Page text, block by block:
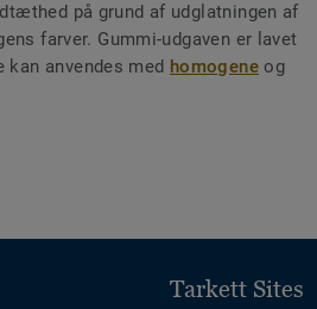
på grund af udglatningen af
farver. Gummi-udgaven er lavet
anvendes med homogene og
Tarkett Sites